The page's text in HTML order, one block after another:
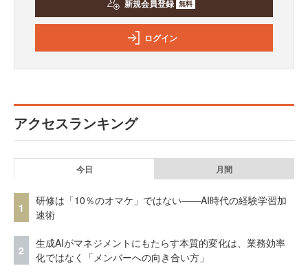
新規会員登録 無料
ログイン
アクセスランキング
今日 月間
1
研修は「10％のオマケ」ではない——AI時代の経験学習加
速術
2
生成AIがマネジメントにもたらす本質的変化は、業務効率
化ではなく「メンバーへの向き合い方」